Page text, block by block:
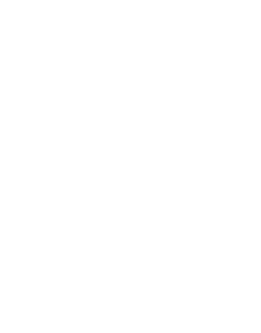
。